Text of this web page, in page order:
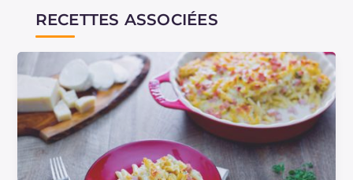
RECETTES ASSOCIÉES